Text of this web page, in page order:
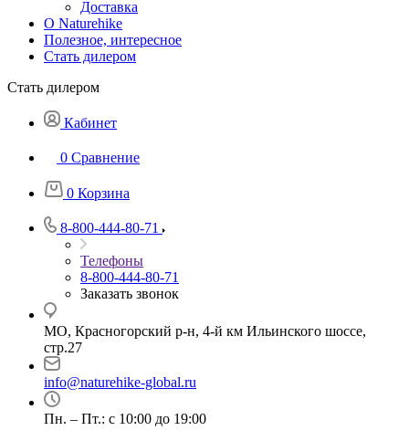
Доставка
О Naturehike
Полезное, интересное
Стать дилером
Стать дилером
Кабинет
0 Сравнение
0 Корзина
8-800-444-80-71
Телефоны
8-800-444-80-71
Заказать звонок
МО, Красногорский р-н, 4-й км Ильинского шоссе,
стр.27
info@naturehike-global.ru
Пн. – Пт.: с 10:00 до 19:00